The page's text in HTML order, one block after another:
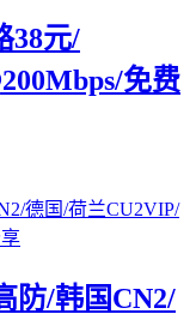
38元/
免费
防/韩国CN2/